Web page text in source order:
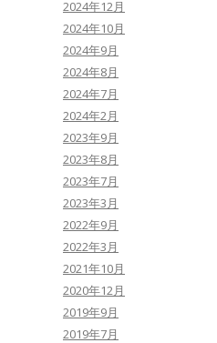
2024年12月
2024年10月
2024年9月
2024年8月
2024年7月
2024年2月
2023年9月
2023年8月
2023年7月
2023年3月
2022年9月
2022年3月
2021年10月
2020年12月
2019年9月
2019年7月